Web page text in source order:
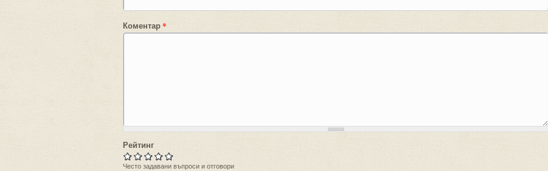
Коментар*
Рейтинг
Често задавани въпроси и отговори